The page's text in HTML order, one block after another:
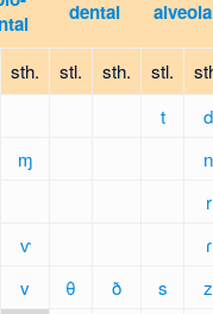
dental
sth. stl. sth. stl.
t d
ɱ n
r
ⱱ ɾ
v θ ð s z